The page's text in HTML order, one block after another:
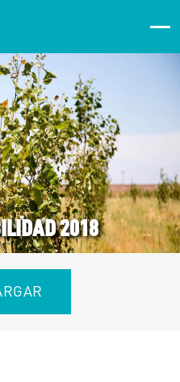
2018